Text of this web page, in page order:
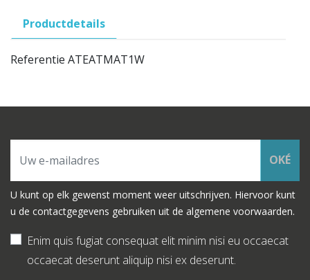
Productdetails
Referentie ATEATMAT1W
OKÉ
U kunt op elk gewenst moment weer uitschrijven. Hiervoor kunt
u de contactgegevens gebruiken uit de algemene voorwaarden.
Enim quis fugiat consequat elit minim nisi eu occaecat
occaecat deserunt aliquip nisi ex deserunt.